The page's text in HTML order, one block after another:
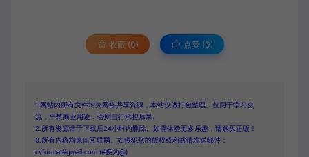
收藏 (0) 点赞 (0)
1.网站内所有文件均为网络共享资源，本站仅做打包整理。仅用于学习交
流，严禁商业用途，否则自行承担后果。
2.所有资源请于下载后24小时内删除。如需体验更多乐趣，请购买正版！
3.所有内容均来自互联网。如侵犯您的版权或利益请发送邮件：
cvformat#gmail.com (#换为@)